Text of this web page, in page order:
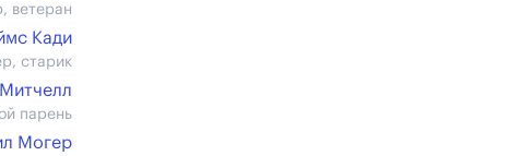
ветеран
Кади
старик
парень
Могер